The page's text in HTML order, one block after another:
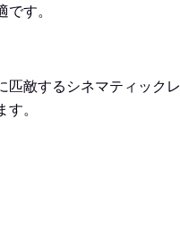
す。
敵するシネマティック
。